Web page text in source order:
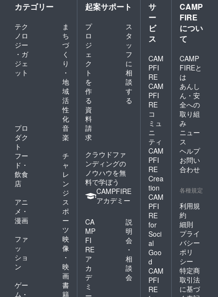
カテゴリー
テク
ノロ
ジー
・ガ
ジェ
ット
ま
ち
づ
く
り
・
地
域
活
性
化
プロ
ダク
ト
音
楽
フー
ド・
飲食
店
チ
ャ
レ
ン
ジ
アニ
メ・
漫画
ス
ポ
ー
ツ
ファ
ッ
ショ
ン
映
像
・
映
画
ゲー
ム・
書
籍
起案サポート
プ
ロ
ジ
ェ
ク
ト
を
作
る
ス
タ
ッ
フ
に
相
談
す
る
資
料
請
求
クラウドファ
ンディングの
ノウハウを無
料で学ぼう
CAMPFIRE
アカデミー
CA
MP
FI
RE
ア
カ
デ
ミ
説
明
会
・
相
談
会
サ
ー
ビ
ス
CAM
PFI
RE
CAM
PFI
RE
コ
ミュ
ニ
ティ
CAM
PFI
RE
Crea
tion
CAM
PFI
RE
for
Soci
al
Goo
d
CAM
PFI
RE
CAMP
FIRE
につい
て
CAMP
FIREと
は
あんし
ん・安
全への
取り組
み
ニュー
ス
ヘルプ
お問い
合わせ
各種規定
利用規
約
細則
プライ
バシー
ポリ
シー
特定商
取引法
に基づ